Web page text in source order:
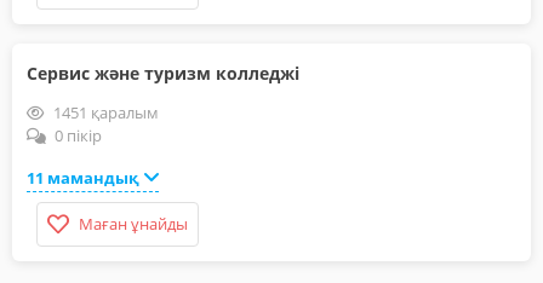
Сервис және туризм колледжі
1451 қаралым
0 пікір
11 мамандық
Маған ұнайды